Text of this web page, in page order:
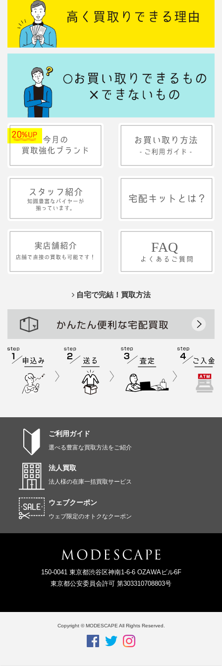
自宅で完結！買取方法
ご利用ガイド
選べる豊富な買取方法をご紹介
法人買取
法人様の在庫一括買取サービス
ウェブクーポン
ウェブ限定のオトクなクーポン
150-0041 東京都渋谷区神南1-6-6 OZAWAビル6F
東京都公安委員会許可 第303310708803号
Copyright © MODESCAPE All Rights Reserved.